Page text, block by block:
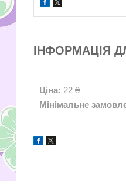
ІНФОРМАЦІЯ
Ціна: 22 ₴
Мінімальне